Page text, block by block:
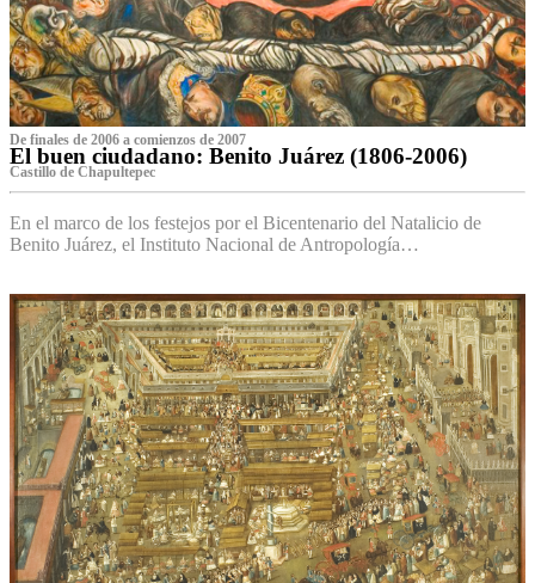
De finales de 2006 a comienzos de 2007
El buen ciudadano: Benito Juárez (1806-2006)
Castillo de Chapultepec
En el marco de los festejos por el Bicentenario del Natalicio de
Benito Juárez, el Instituto Nacional de Antropología…